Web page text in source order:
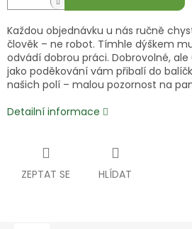
Každou objednávku u nás ručně
člověk – ne robot. Tímhle dýškem
odvádí dobrou práci. Dobrovolné,
jako poděkování vám přibalí do
našich polí – malou pozornost na
Detailní informace
ZEPTAT SE HLÍDAT